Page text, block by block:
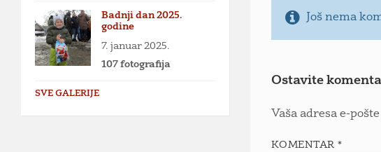
Još nema
Ostavite
Vaša adresa e-
KOMENTAR *
Badnji dan 2025.
godine
7. januar 2025.
107 fotografija
SVE GALERIJE